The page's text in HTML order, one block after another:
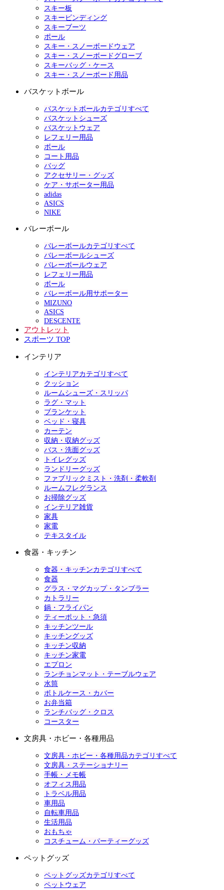
スキー板
スキービンディング
スキーブーツ
ポール
スキー・スノーボードウェア
スキー・スノーボードグローブ
スキーバッグ・ケース
スキー・スノーボード用品
バスケットボール
バスケットボールカテゴリすべて
バスケットシューズ
バスケットウェア
レフェリー用品
ボール
コート用品
バッグ
アクセサリー・グッズ
ケア・サポーター用品
adidas
ASICS
NIKE
バレーボール
バレーボールカテゴリすべて
バレーボールシューズ
バレーボールウェア
レフェリー用品
ボール
バレーボール用サポーター
MIZUNO
ASICS
DESCENTE
アウトレット
スポーツ TOP
インテリア
インテリアカテゴリすべて
クッション
ルームシューズ・スリッパ
ラグ・マット
ブランケット
ベッド・寝具
カーテン
収納・収納グッズ
バス・洗面グッズ
トイレグッズ
ランドリーグッズ
ファブリックミスト・洗剤・柔軟剤
ルームフレグランス
お掃除グッズ
インテリア雑貨
家具
家電
テキスタイル
食器・キッチン
食器・キッチンカテゴリすべて
食器
グラス・マグカップ・タンブラー
カトラリー
鍋・フライパン
ティーポット・急須
キッチンツール
キッチングッズ
キッチン収納
キッチン家電
エプロン
ランチョンマット・テーブルウェア
水筒
ボトルケース・カバー
お弁当箱
ランチバッグ・クロス
コースター
文房具・ホビー・各種用品
文房具・ホビー・各種用品カテゴリすべて
文房具・ステーショナリー
手帳・メモ帳
オフィス用品
トラベル用品
車用品
自転車用品
生活用品
おもちゃ
コスチューム・パーティーグッズ
ペットグッズ
ペットグッズカテゴリすべて
ペットウェア